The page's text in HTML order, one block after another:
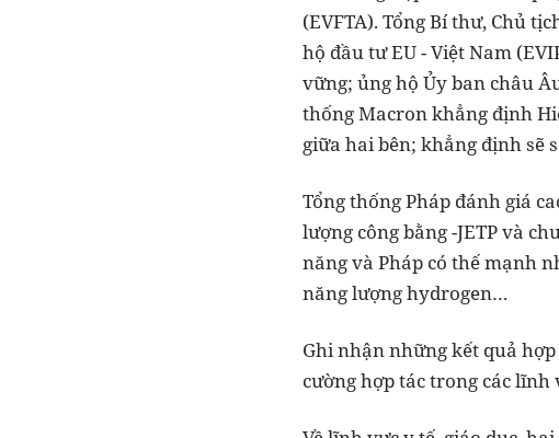
(EVFTA). Tổng Bí thư, Chủ
hộ đầu tư EU - Việt Nam
vững; ủng hộ Ủy ban châu
thống Macron khẳng định
giữa hai bên; khẳng định sẽ
Tổng thống Pháp đánh giá
lượng công bằng -JETP và
năng và Pháp có thế mạnh
năng lượng hydrogen…
Ghi nhận những kết quả
cường hợp tác trong các